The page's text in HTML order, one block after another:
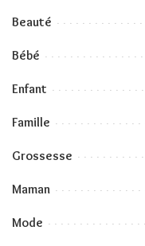
Beauté
Bébé
Enfant
Famille
Grossesse
Maman
Mode